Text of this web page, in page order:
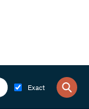
Exact